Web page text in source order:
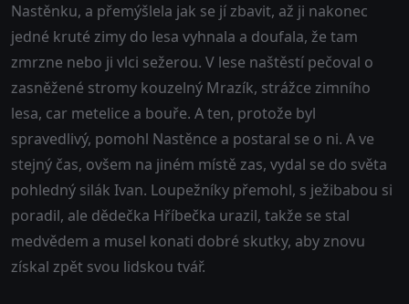
Nastěnku, a přemýšlela jak se jí zbavit, až ji nakonec
jedné kruté zimy do lesa vyhnala a doufala, že tam
zmrzne nebo ji vlci sežerou. V lese naštěstí pečoval o
zasněžené stromy kouzelný Mrazík, strážce zimního
lesa, car metelice a bouře. A ten, protože byl
spravedlivý, pomohl Nastěnce a postaral se o ni. A ve
stejný čas, ovšem na jiném místě zas, vydal se do světa
pohledný silák Ivan. Loupežníky přemohl, s ježibabou si
poradil, ale dědečka Hříbečka urazil, takže se stal
medvědem a musel konati dobré skutky, aby znovu
získal zpět svou lidskou tvář.